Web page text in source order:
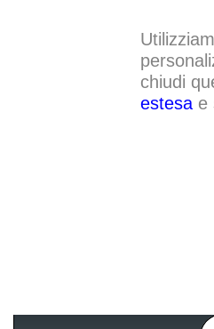
chiudi
estesae